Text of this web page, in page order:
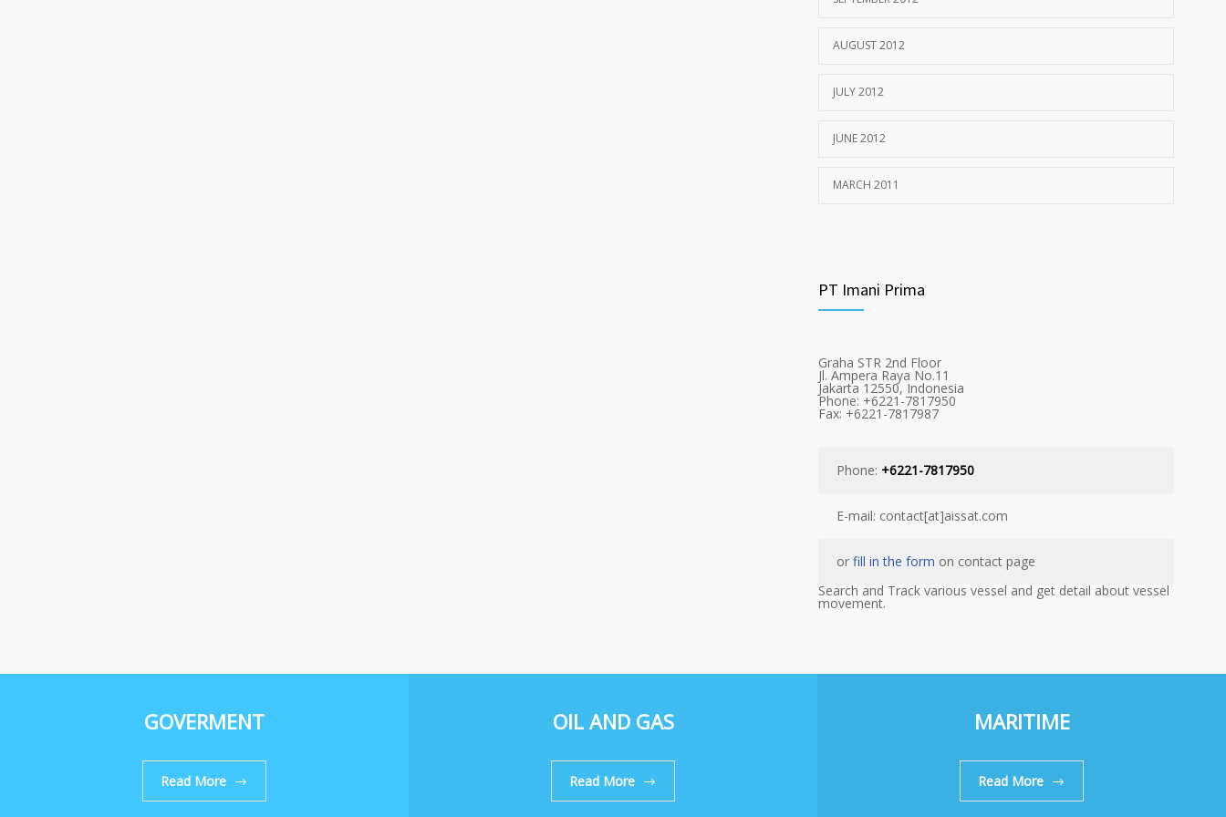
AUGUST 2012
JULY 2012
JUNE 2012
MARCH 2011
PT Imani Prima
Graha STR 2nd Floor
Jl. Ampera Raya No.11
Jakarta 12550, Indonesia
Phone: +6221-7817950
Fax: +6221-7817987
Phone: +6221-7817950
E-mail: contact[at]aissat.com
or fill in the form on contact page
Search and Track various vessel and get detail about vessel
movement.
GOVERMENT
Read More
OIL AND GAS
Read More
MARITIME
Read More